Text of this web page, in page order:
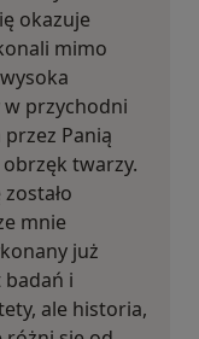
okazuje
mimo
przychodni
Panią
twarzy.
mnie
już
i
ale historia,